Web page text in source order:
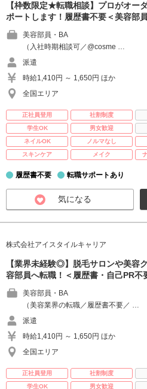
【枠数限定★転職相談】プロがオー
ポートします！履歴書不要＜美容部
美容部員・BA
（入社時期相談可／@cosme …
派遣
時給1,410円 ～ 1,650円 ほか
全国エリア
正社員登用 社割制度
学生OK
男女歓迎
ネイルOK
ノルマなし
スキンケア
メイク
履歴書不要 転職サポートあり
気になる
株式会社アイスタイルキャリア
【業界未経験◎】脱毛サロンや美容
容部員へ転職！＜履歴書・自己PR不
美容部員・BA
（美容業界の転職／履歴書不要／ …
派遣
時給1,410円 ～ 1,650円 ほか
全国エリア
正社員登用 社割制度
学生OK
男女歓迎